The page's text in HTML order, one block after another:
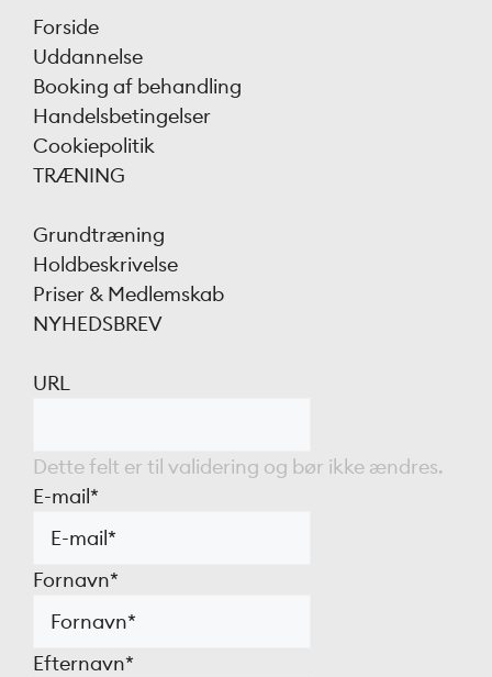
Forside
Uddannelse
Booking af behandling
Handelsbetingelser
Cookiepolitik
TRÆNING
Grundtræning
Holdbeskrivelse
Priser & Medlemskab
NYHEDSBREV
URL
Dette felt er til validering og bør ikke ændres.
E-mail*
Fornavn*
Efternavn*